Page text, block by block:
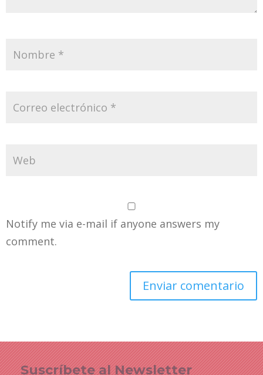
Notify me via e-mail if anyone answers my
comment.
Suscríbete al Newsletter